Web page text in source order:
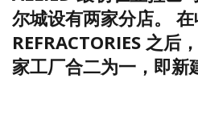
尔城设有两家分店。 在
REFRACTORIES 之后
家工厂合二为一，即新